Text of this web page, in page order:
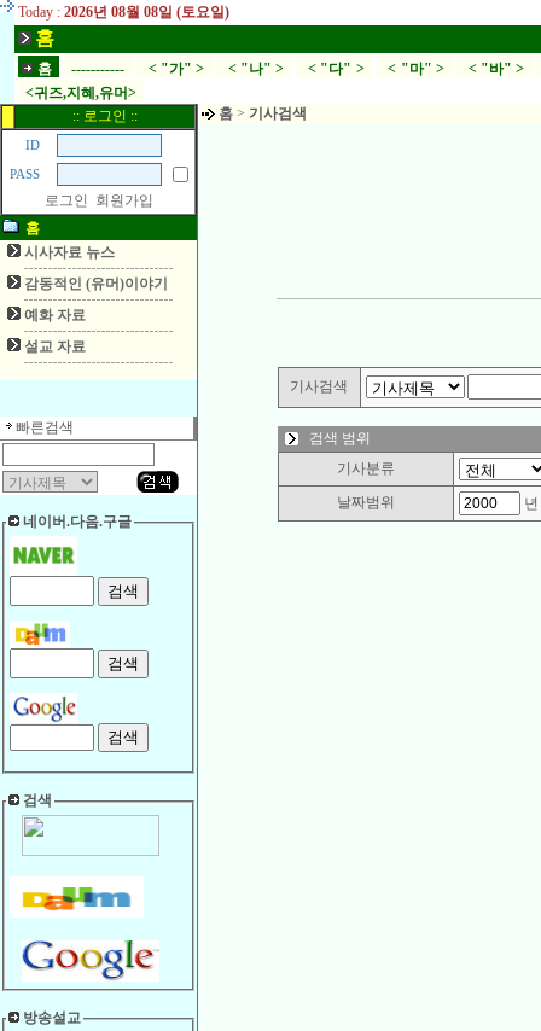
Today : 2026년 08월 08일 (토요일)
홈
홈 ----------- < "가" > < "나" > < "다" > < "마" > < "바" >
<귀즈,지혜,유머>
:: 로그인 ::
ID
PASS
로그인
회원가입
홈
시사자료 뉴스
감동적인 (유머)이야기
예화 자료
설교 자료
빠른검색
네이버.다음.구글
검색
방송설교
홈 > 기사검색
기사검색
검색 범위
기사분류
날짜범위